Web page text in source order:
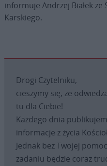
informuje Andrzej Białek ze
Karskiego.
Drogi Czytelniku,
cieszymy się, że
tu dla Ciebie!
Każdego dnia
informacje z życia
Jednak bez Twojej
zadaniu będzie coraz